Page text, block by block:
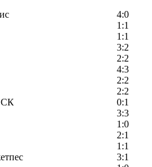
4:0
1:1
1:1
3:2
2:2
4:3
2:2
2:2
СК
0:1
3:3
1:0
2:1
1:1
3:1